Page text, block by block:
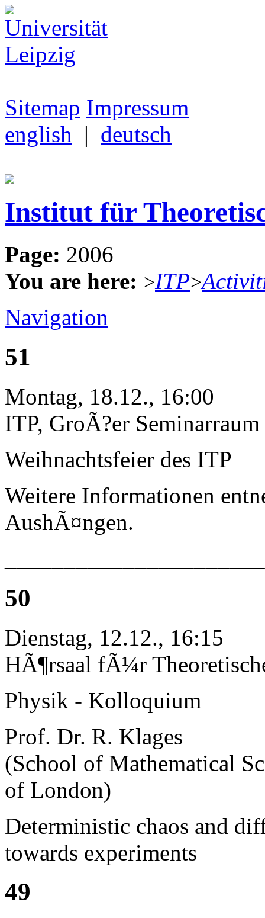
Sitemap Impressum
english | deutsch
Institut für
Page: 2006
You are here: >ITP>
Navigation
51
Montag, 18.12., 16:00
ITP, GroÃ?er Seminarraum
Weihnachtsfeier des ITP
Weitere Informationen
AushÃ¤ngen.
50
Dienstag, 12.12., 16:15
HÃ¶rsaal fÃ¼r
Physik - Kolloquium
Prof. Dr. R. Klages
(School of Mathematical
of London)
Deterministic chaos and
towards experiments
49